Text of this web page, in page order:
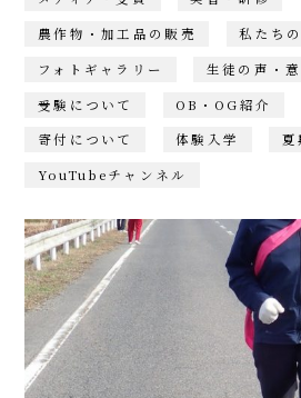
農作物・加工品の販売
私たち
フォトギャラリー
生徒の声・
受験について
OB・OG紹介
寄付について
体験入学
夏
YouTubeチャンネル